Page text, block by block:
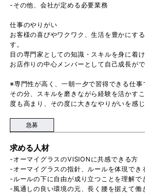
-その他、会社が定める必要業務
仕事のやりがい
お客様の喜びやワクワク、生活を豊かにす
す。
目の専門家としての知識・スキルを身に着
お店作りの中心メンバーとして自己成長がで
※専門性が高く、一朝一夕で習得できる仕事
その分、スキルを磨きながら経験を活かす
度も高まり、その度に大きなやりがいを感
急募
求める人材
-オーマイグラスのVISIONに共感できる方
-オーマイグラスの指針、ルールを体現でき
-ルールの下に自由が成り立つことを理解で
-風通しの良い環境の元、長く腰を据えて働